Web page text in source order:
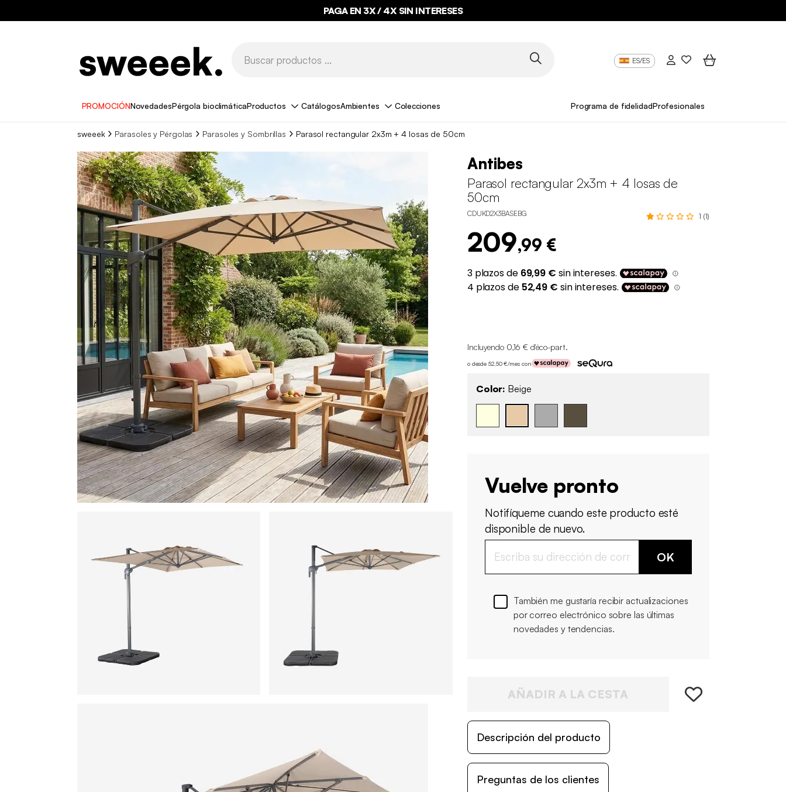
PAGA EN 3X / 4X SIN INTERESES
ES/ES
PROMOCIÓNNovedadesPérgola bioclimáticaProductos CatálogosAmbientes Colecciones Programa de fidelidadProfesionales
sweeek Parasoles y Pérgolas Parasoles y Sombrillas Parasol rectangular 2x3m + 4 losas de 50cm
Antibes
Parasol rectangular 2x3m + 4 losas de
50cm
CDUKD2X3BASEBG 1 (1)
209,99 €
Incluyendo 0,16 € d'éco-part.
o desde 52,50 €/mes con
Color: Beige
Vuelve pronto
Notifíqueme cuando este producto esté
disponible de nuevo.
OK
También me gustaría recibir actualizaciones
por correo electrónico sobre las últimas
novedades y tendencias.
AÑADIR A LA CESTA
Descripción del producto
Preguntas de los clientes